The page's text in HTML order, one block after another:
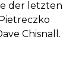
der letzten
Chisnall.